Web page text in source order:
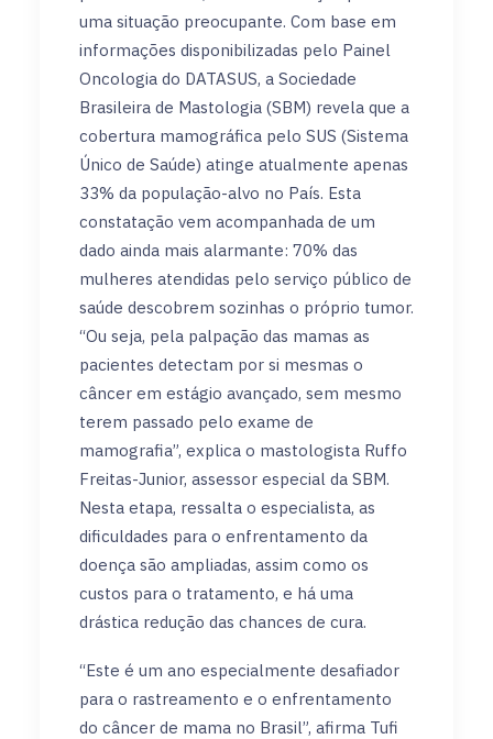
uma situação preocupante. Com base em
informações disponibilizadas pelo Painel
Oncologia do DATASUS, a Sociedade
Brasileira de Mastologia (SBM) revela que a
cobertura mamográfica pelo SUS (Sistema
Único de Saúde) atinge atualmente apenas
33% da população-alvo no País. Esta
constatação vem acompanhada de um
dado ainda mais alarmante: 70% das
mulheres atendidas pelo serviço público de
saúde descobrem sozinhas o próprio tumor.
“Ou seja, pela palpação das mamas as
pacientes detectam por si mesmas o
câncer em estágio avançado, sem mesmo
terem passado pelo exame de
mamografia”, explica o mastologista Ruffo
Freitas-Junior, assessor especial da SBM.
Nesta etapa, ressalta o especialista, as
dificuldades para o enfrentamento da
doença são ampliadas, assim como os
custos para o tratamento, e há uma
drástica redução das chances de cura.
“Este é um ano especialmente desafiador
para o rastreamento e o enfrentamento
do câncer de mama no Brasil”, afirma Tufi